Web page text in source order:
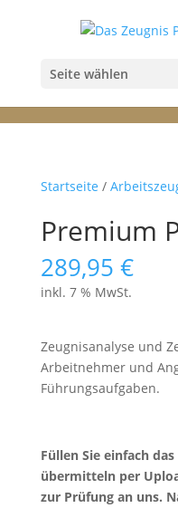
Seite wählen
Startseite /
Premium
289,95 €
inkl. 7 % MwSt.
Zeugnisanalyse und
Arbeitnehmer und
Führungsaufgaben.
Füllen Sie einfach
übermitteln per
zur Prüfung an uns.